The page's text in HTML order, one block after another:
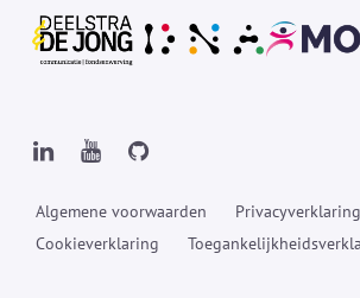
Algemene voorwaarden
Privacyverklaring
Cookieverklaring